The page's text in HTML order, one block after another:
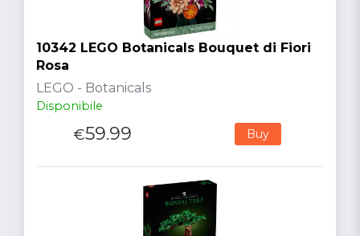
10342 LEGO Botanicals Bouquet di Fiori
Rosa
LEGO - Botanicals
Disponibile
€59.99 Buy